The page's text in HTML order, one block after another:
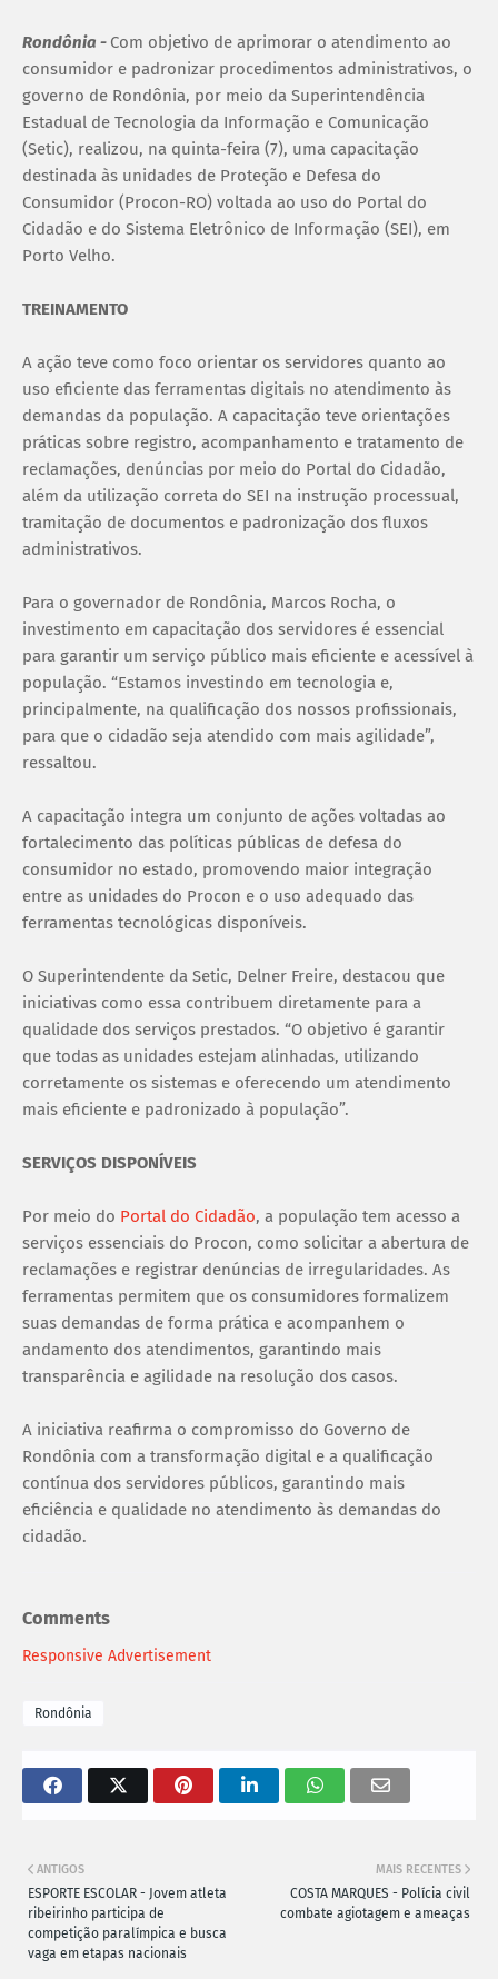
Rondônia - Com objetivo de aprimorar o atendimento ao
consumidor e padronizar procedimentos administrativos, o
governo de Rondônia, por meio da Superintendência
Estadual de Tecnologia da Informação e Comunicação
(Setic), realizou, na quinta-feira (7), uma capacitação
destinada às unidades de Proteção e Defesa do
Consumidor (Procon-RO) voltada ao uso do Portal do
Cidadão e do Sistema Eletrônico de Informação (SEI), em
Porto Velho.
TREINAMENTO
A ação teve como foco orientar os servidores quanto ao
uso eficiente das ferramentas digitais no atendimento às
demandas da população. A capacitação teve orientações
práticas sobre registro, acompanhamento e tratamento de
reclamações, denúncias por meio do Portal do Cidadão,
além da utilização correta do SEI na instrução processual,
tramitação de documentos e padronização dos fluxos
administrativos.
Para o governador de Rondônia, Marcos Rocha, o
investimento em capacitação dos servidores é essencial
para garantir um serviço público mais eficiente e acessível à
população. “Estamos investindo em tecnologia e,
principalmente, na qualificação dos nossos profissionais,
para que o cidadão seja atendido com mais agilidade”,
ressaltou.
A capacitação integra um conjunto de ações voltadas ao
fortalecimento das políticas públicas de defesa do
consumidor no estado, promovendo maior integração
entre as unidades do Procon e o uso adequado das
ferramentas tecnológicas disponíveis.
O Superintendente da Setic, Delner Freire, destacou que
iniciativas como essa contribuem diretamente para a
qualidade dos serviços prestados. “O objetivo é garantir
que todas as unidades estejam alinhadas, utilizando
corretamente os sistemas e oferecendo um atendimento
mais eficiente e padronizado à população”.
SERVIÇOS DISPONÍVEIS
Por meio do Portal do Cidadão, a população tem acesso a
serviços essenciais do Procon, como solicitar a abertura de
reclamações e registrar denúncias de irregularidades. As
ferramentas permitem que os consumidores formalizem
suas demandas de forma prática e acompanhem o
andamento dos atendimentos, garantindo mais
transparência e agilidade na resolução dos casos.
A iniciativa reafirma o compromisso do Governo de
Rondônia com a transformação digital e a qualificação
contínua dos servidores públicos, garantindo mais
eficiência e qualidade no atendimento às demandas do
cidadão.
Comments
Responsive Advertisement
Rondônia
MAIS RECENTES
COSTA MARQUES - Polícia civil
combate agiotagem e ameaças
ANTIGOS
ESPORTE ESCOLAR - Jovem atleta
ribeirinho participa de
competição paralímpica e busca
vaga em etapas nacionais